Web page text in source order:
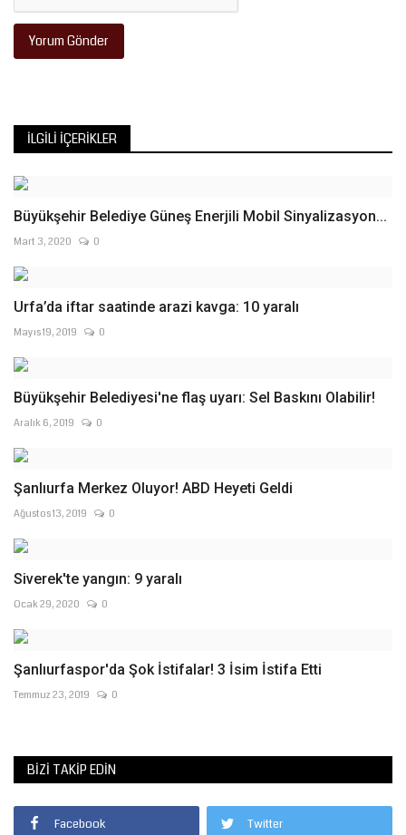
Yorum Gönder
İLGILI İÇERIKLER
Büyükşehir Belediye Güneş Enerjili Mobil Sinyalizasyon...
Mart 3, 2020 0
Urfa’da iftar saatinde arazi kavga: 10 yaralı
Mayıs 19, 2019 0
Büyükşehir Belediyesi'ne flaş uyarı: Sel Baskını Olabilir!
Aralık 6, 2019 0
Şanlıurfa Merkez Oluyor! ABD Heyeti Geldi
Ağustos 13, 2019 0
Siverek'te yangın: 9 yaralı
Ocak 29, 2020 0
Şanlıurfaspor'da Şok İstifalar! 3 İsim İstifa Etti
Temmuz 23, 2019 0
BIZI TAKIP EDIN
Facebook Twitter